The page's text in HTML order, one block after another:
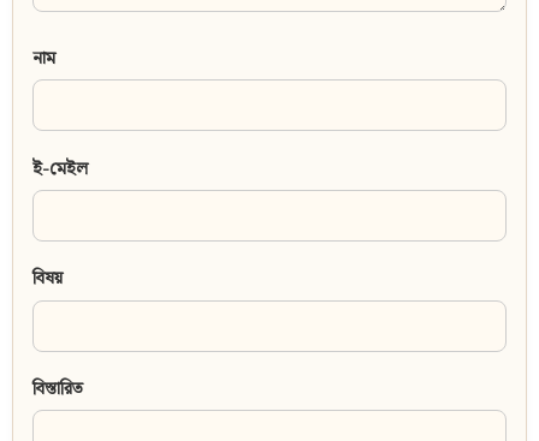
নাম
ই-মেইল
বিষয়
বিস্তারিত